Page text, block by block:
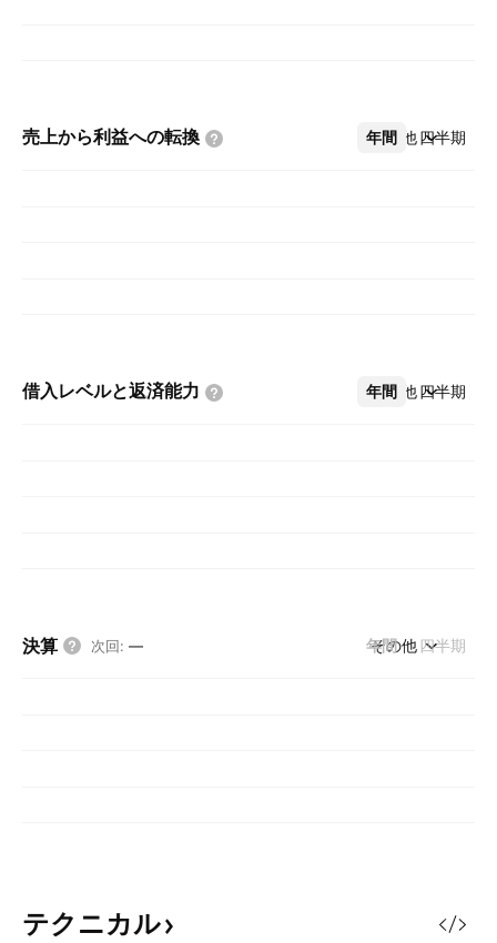
売上から利益への転換 年間 四半期
その他
借入レベルと返済能力 年間 四半期
その他
決算 次回: — 年間 四半期
その他
テクニカル